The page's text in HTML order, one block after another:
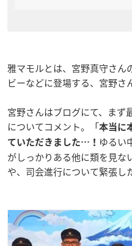
雅マモルとは、宮野真守さん
ビーなどに登場する、宮野さ
宮野さんはブログにて、まず
についてコメント。「本当に
ていただきました…！ ゆるい
がしっかりある他に類を見な
や、司会進行について緊張し